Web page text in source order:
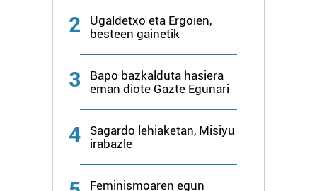
2
Ugaldetxo eta Ergoien,
besteen gainetik
3
Bapo bazkalduta hasiera
eman diote Gazte Egunari
4
Sagardo lehiaketan, Misiyu
irabazle
Feminismoaren egun